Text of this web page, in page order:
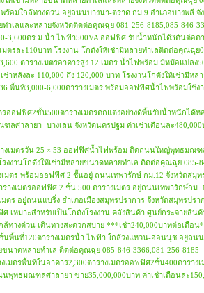
ร้อมใกล้ทางด่วน อยู่ถนนบางนา-ตราด กม.9 อำเภอบางพลี จั
ำเลและหลายจังหวัดติดต่อคุณฉุย 081-256-8185,085-846-
3,600ตร.ม น้ำ ไฟฟ้า500VA ออฟฟิศ รับน้ำหนักได้3ตันต่อต
มตรละ110บาท โรงงาน-โกดังให้เช่ามีหลายทำเลติดต่อคุณฉุย
ตารางเมตรอาคารสูง 12 เมตร น้ำไฟพร้อม มีหม้อแปลง
หลังละ 110,000 ถึง 120,000 บาท โรงงานโกดังให้เช่ามีห
พื้นที่3,000-6,000ตารางเมตร พร้อมออฟฟิศน้ำไฟพร้อมใช้ง
รออฟฟิศ2ขั้น500ตารางเมตรตกแต่งอย่างดีพื้นรับน้ำหนักได้ห
าลายา -บางเลน จังหวัดนครปฐม ค่าเช่าเดือนละ480,000
างเมตรวัน 25 × 53 ออฟฟิศน้ำไฟพร้อม ติดถนนใหญ่พุทธมณฑ
งานโกดังให้เช่ามีหลายขนาดหลายทำเล ติดต่อคุณฉุย 085-
เมตร พร้อมออฟฟิศ 2 ชั้นอยู่ ถนนเทพารักษ์ กม.12 จังหวัดสมุท
รางเมตรออฟฟิศ 2 ชั้น 500 ตารางเมตร อยู่ถนนเทพารักษ์กม.
มตร อยู่ถนนแบริ่ง อำเภอเมืองสมุทรปราการ จังหวัดสมุทรปรา
เหมาะสำหรับเป็นโกดังโรงงาน คลังสินค้า ศูนย์กระจายสิน
ทางด่วน เดินทางสะดวกสบาย ***เช่า240,000บาทต่อเดือน
นพื้นที่120ตารางเมตรน้ำ ไฟฟ้า ใกล้วงแหวน-อ่อนนุช อยู่ถน
นาดหลายทำเล ติดต่อคุณฉุย 085-846-3366,081-256-8185
เมตรพื้นที่ในอาคาร2,300ตารางเมตรออฟฟิศ2ชั้น400ตารา
พุทธมณฑลศาลายา ขาย35,000,000บาท ค่าเช่าเดือนละ